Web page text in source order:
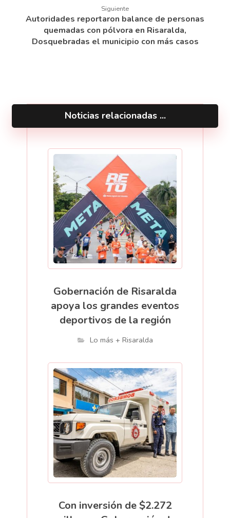
Siguiente
Autoridades reportaron balance de personas
quemadas con pólvora en Risaralda,
Dosquebradas el municipio con más casos
Noticias relacionadas ...
Gobernación de Risaralda
apoya los grandes eventos
deportivos de la región
Lo más + Risaralda
Con inversión de $2.272